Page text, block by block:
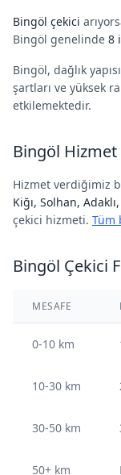
Bingöl çekici
Bingöl genelinde 8
Bingöl, dağlık
şartları ve yüksek
etkilemektedir.
Bingöl
Hizmet verdiğimiz
Kiğı, Solhan,
çekici hizmeti. Tüm
Bingöl Çekici
MESAFE
0-10 km
10-30 km
30-50 km
50+ km